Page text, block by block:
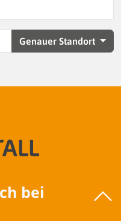
Genauer Standort
bei